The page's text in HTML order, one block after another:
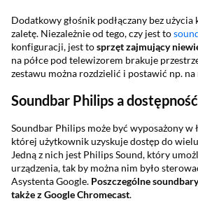
Dodatkowy głośnik podłączany bez użycia
zaletę. Niezależnie od tego, czy jest to
konfiguracji, jest tosprzęt zajmujący
na półce pod telewizorem brakuje
zestawu można rozdzielić i postawić np. na
Soundbar Philips a
Soundbar Philips może być wyposażony w
której użytkownik uzyskuje dostęp do
Jedną z nich jest Philips Sound, który
urządzenia, tak by można nim było
Asystenta Google. Poszczególne
także z Google Chromecast.